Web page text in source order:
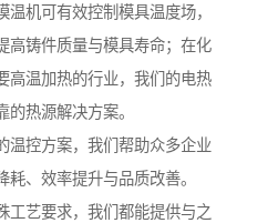
机可有效控制模具温度场，
高铸件质量与模具寿命；在化
高温加热的行业，我们的电热
热源解决方案。
温控方案，我们帮助众多企业
、效率提升与品质改善。
工艺要求，我们都能提供与之